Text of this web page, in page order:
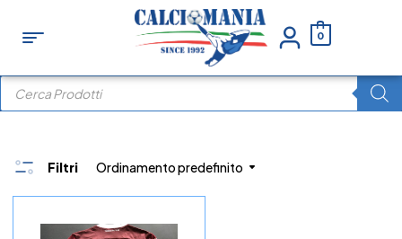
0
Filtri Ordinamento predefinito